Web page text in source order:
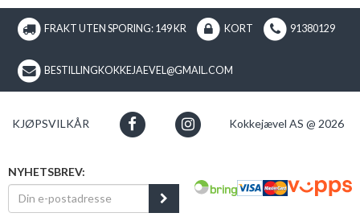
FRAKT UTEN SPORING: 149 KR KORT 91380129
BESTILLINGKOKKEJAEVEL@GMAIL.COM
KJØPSVILKÅR Kokkejævel AS @ 2026
NYHETSBREV: